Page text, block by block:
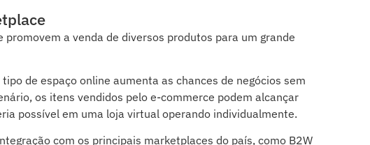
promovem a venda de diversos produtos para um grande
de espaço online aumenta as chances de negócios sem
os itens vendidos pelo e-commerce podem alcançar
possível em uma loja virtual operando individualmente.
com os principais marketplaces do país, como B2W